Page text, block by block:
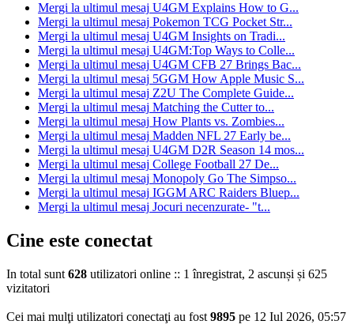
Mergi la ultimul mesaj U4GM Explains How to G...
Mergi la ultimul mesaj Pokemon TCG Pocket Str...
Mergi la ultimul mesaj U4GM Insights on Tradi...
Mergi la ultimul mesaj U4GM:Top Ways to Colle...
Mergi la ultimul mesaj U4GM CFB 27 Brings Bac...
Mergi la ultimul mesaj 5GGM How Apple Music S...
Mergi la ultimul mesaj Z2U The Complete Guide...
Mergi la ultimul mesaj Matching the Cutter to...
Mergi la ultimul mesaj How Plants vs. Zombies...
Mergi la ultimul mesaj Madden NFL 27 Early be...
Mergi la ultimul mesaj U4GM D2R Season 14 mos...
Mergi la ultimul mesaj College Football 27 De...
Mergi la ultimul mesaj Monopoly Go The Simpso...
Mergi la ultimul mesaj IGGM ARC Raiders Bluep...
Mergi la ultimul mesaj Jocuri necenzurate- "t...
Cine este conectat
In total sunt 628 utilizatori online :: 1 înregistrat, 2 ascunși și 625
vizitatori
Cei mai mulţi utilizatori conectaţi au fost 9895 pe 12 Iul 2026, 05:57